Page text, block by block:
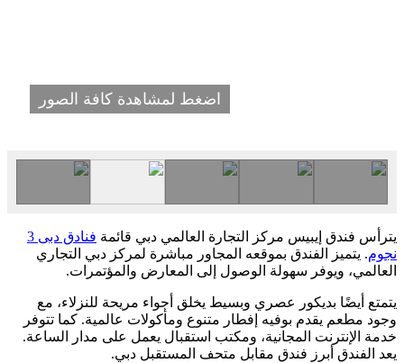
اضغط لمشاهدة كافة الصور
يترأس فندق إيبيس مركز التجارة العالمي دبي قائمة
فنادق دبى 3
نجوم. يتميز الفندق بموقعه المجاور مباشرة لمركز دبي التجاري
العالمي، ويوفر سهولة الوصول إلى المعارض والمؤتمرات.
يتمتع أيضًا بديكور عصري وبسيط يخلق أجواء مريحة للنزلاء، مع
وجود مطعم يقدم بوفيه إفطار متنوع ومأكولات عالمية. كما تتوفر
خدمة الإنترنت المجانية، ومكتب استقبال يعمل على مدار الساعة.
يعد الفندق أبرز فندق مقابل متحف المستقبل دبي.